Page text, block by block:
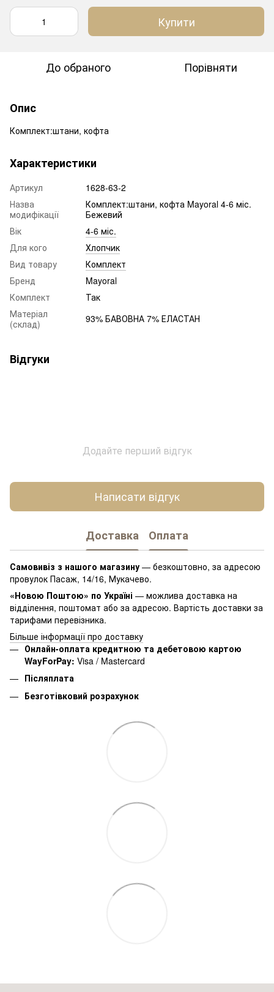
Купити
До обраного Порівняти
Опис
Комплект:штани, кофта
Характеристики
Артикул
1628-63-2
Назва
модифікації
Комплект:штани, кофта Mayoral 4-6 міс.
Бежевий
Вік
4-6 міс.
Для кого
Хлопчик
Вид товару
Комплект
Бренд
Mayoral
Комплект
Так
Матеріал
(склад)
93% БАВОВНА 7% ЕЛАСТАН
Відгуки
Додайте перший відгук
Написати відгук
Доставка Оплата
Самовивіз з нашого магазину — безкоштовно, за адресою
провулок Пасаж, 14/16, Мукачево.
«Новою Поштою» по Україні — можлива доставка на
відділення, поштомат або за адресою. Вартість доставки за
тарифами перевізника.
Більше інформації про доставку
Онлайн-оплата кредитною та дебетовою картою
WayForPay: Visa / Mastercard
Післяплата
Безготівковий розрахунок